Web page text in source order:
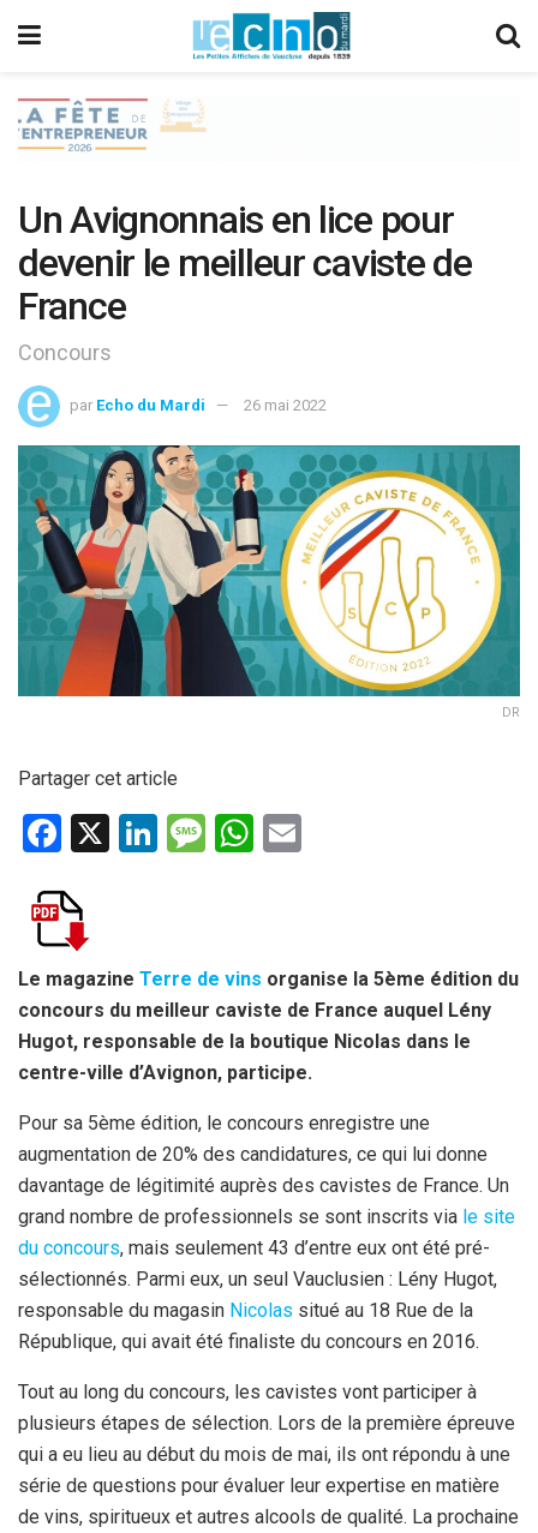
Un Avignonnais en lice pour
devenir le meilleur caviste de
France
Concours
par Echo du Mardi 26 mai 2022
DR
Partager cet article
F
ce
b
o
o
k
X
Li
n
M
g
e
W
A
p
p
Le magazine Terre de vins organise la 5ème édition du
concours du meilleur caviste de France auquel Lény
Hugot, responsable de la boutique Nicolas dans le
centre-ville d’Avignon, participe.
Pour sa 5ème édition, le concours enregistre une
augmentation de 20% des candidatures, ce qui lui donne
davantage de légitimité auprès des cavistes de France. Un
grand nombre de professionnels se sont inscrits via le site
du concours, mais seulement 43 d’entre eux ont été pré-
sélectionnés. Parmi eux, un seul Vauclusien : Lény Hugot,
responsable du magasin Nicolas situé au 18 Rue de la
République, qui avait été finaliste du concours en 2016.
Tout au long du concours, les cavistes vont participer à
plusieurs étapes de sélection. Lors de la première épreuve
qui a eu lieu au début du mois de mai, ils ont répondu à une
série de questions pour évaluer leur expertise en matière
de vins, spiritueux et autres alcools de qualité. La prochaine